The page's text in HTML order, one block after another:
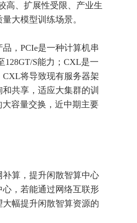
高、扩展性受限、产业生
大模型训练场景。
，PCIe是一种计算机串
128GT/S能力；CXL是一
CXL将导致现有服务器架
共享，适应大集群的训
容量交换，近中期主要
算，提升闲散智算中心
，若能通过网络互联形
幅提升闲散智算资源的